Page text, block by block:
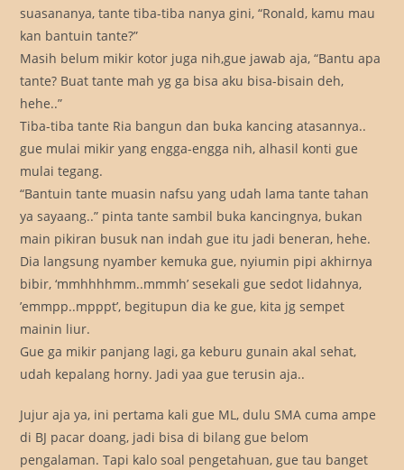
suasananya, tante tiba-tiba nanya gini, “Ronald, kamu mau
kan bantuin tante?”
Masih belum mikir kotor juga nih,gue jawab aja, “Bantu apa
tante? Buat tante mah yg ga bisa aku bisa-bisain deh,
hehe..”
Tiba-tiba tante Ria bangun dan buka kancing atasannya..
gue mulai mikir yang engga-engga nih, alhasil konti gue
mulai tegang.
“Bantuin tante muasin nafsu yang udah lama tante tahan
ya sayaang..” pinta tante sambil buka kancingnya, bukan
main pikiran busuk nan indah gue itu jadi beneran, hehe.
Dia langsung nyamber kemuka gue, nyiumin pipi akhirnya
bibir, ‘mmhhhhmm..mmmh’ sesekali gue sedot lidahnya,
’emmpp..mpppt’, begitupun dia ke gue, kita jg sempet
mainin liur.
Gue ga mikir panjang lagi, ga keburu gunain akal sehat,
udah kepalang horny. Jadi yaa gue terusin aja..
Jujur aja ya, ini pertama kali gue ML, dulu SMA cuma ampe
di BJ pacar doang, jadi bisa di bilang gue belom
pengalaman. Tapi kalo soal pengetahuan, gue tau banget